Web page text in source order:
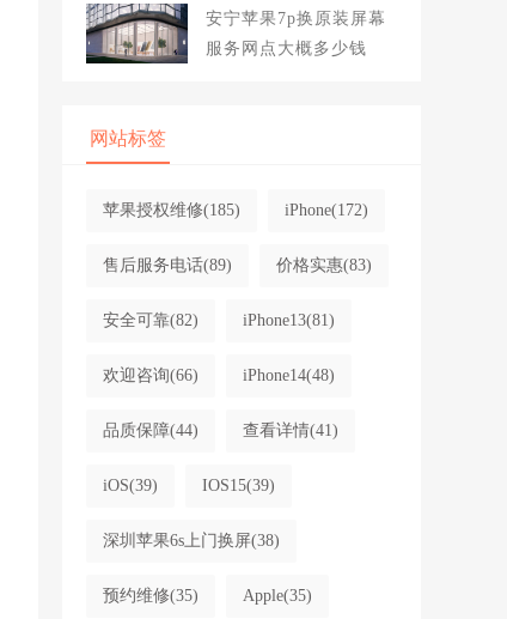
安宁苹果7p换原装屏幕
服务网点大概多少钱
网站标签
苹果授权维修(185) iPhone(172)
售后服务电话(89) 价格实惠(83)
安全可靠(82) iPhone13(81)
欢迎咨询(66) iPhone14(48)
品质保障(44) 查看详情(41)
iOS(39) IOS15(39)
深圳苹果6s上门换屏(38)
预约维修(35) Apple(35)